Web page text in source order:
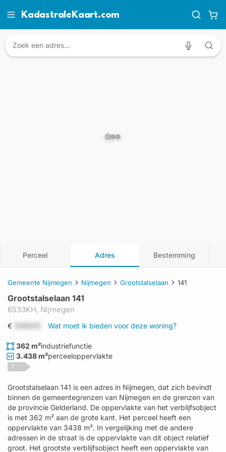
KadastraleKaart.com
Perceel Adres Bestemming
Gemeente Nijmegen Nijmegen Grootstalselaan 141
Grootstalselaan 141
6533KH, Nijmegen
€ Wat moet ik bieden voor deze woning?
362 m²industriefunctie
3.438 m²perceeloppervlakte
?
Grootstalselaan 141 is een adres in Nijmegen, dat zich bevindt
binnen de gemeentegrenzen van Nijmegen en de grenzen van
de provincie Gelderland. De oppervlakte van het verblijfsobject
is met 362 m² aan de grote kant. Het perceel heeft een
oppervlakte van 3438 m². In vergelijking met de andere
adressen in de straat is de oppervlakte van dit object relatief
groot. Het grootste verblijfsobject heeft een oppervlakte van